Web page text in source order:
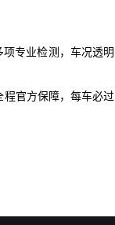
专业检测，车况透明
程官方保障，每车必过